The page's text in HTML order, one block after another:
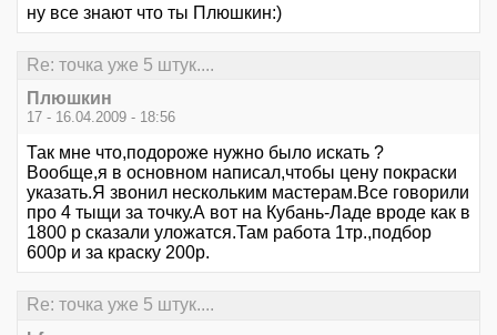
ну все знают что ты Плюшкин:)
Re: точка уже 5 штук....
Плюшкин
17 - 16.04.2009 - 18:56
Так мне что,подороже нужно было искать ?
Вообще,я в основном написал,чтобы цену покраски
указать.Я звонил нескольким мастерам.Все говорили
про 4 тыщи за точку.А вот на Кубань-Ладе вроде как в
1800 р сказали уложатся.Там работа 1тр.,подбор
600р и за краску 200р.
Re: точка уже 5 штук....